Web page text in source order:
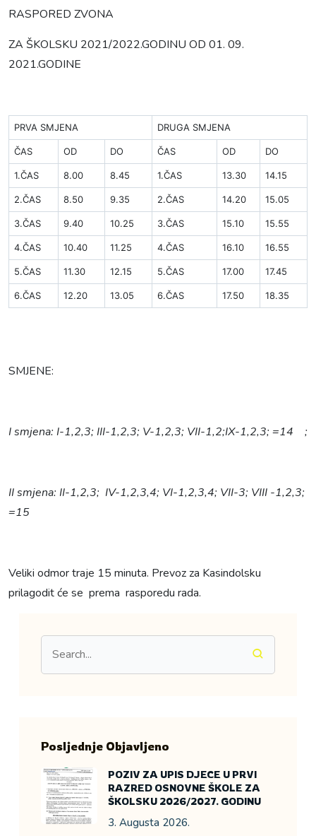
RASPORED ZVONA
ZA ŠKOLSKU 2021/2022.GODINU OD 01. 09.
2021.GODINE
PRVA SMJENA DRUGA SMJENA
ČAS OD DO ČAS OD DO
1.ČAS 8.00 8.45 1.ČAS 13.30 14.15
2.ČAS 8.50 9.35 2.ČAS 14.20 15.05
3.ČAS 9.40 10.25 3.ČAS 15.10 15.55
4.ČAS 10.40 11.25 4.ČAS 16.10 16.55
5.ČAS 11.30 12.15 5.ČAS 17.00 17.45
6.ČAS 12.20 13.05 6.ČAS 17.50 18.35
SMJENE:
I smjena: I-1,2,3; III-1,2,3; V-1,2,3; VII-1,2;IX-1,2,3; =14 ;
II smjena: II-1,2,3; IV-1,2,3,4; VI-1,2,3,4; VII-3; VIII -1,2,3;
=15
Veliki odmor traje 15 minuta. Prevoz za Kasindolsku
prilagodit će se prema rasporedu rada.
Posljednje Objavljeno
POZIV ZA UPIS DJECE U PRVI
RAZRED OSNOVNE ŠKOLE ZA
ŠKOLSKU 2026/2027. GODINU
3. Augusta 2026.